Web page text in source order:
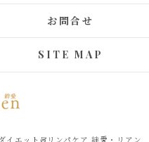
お問合せ
SITE MAP
イエット&リンパケア 絆愛・リアン